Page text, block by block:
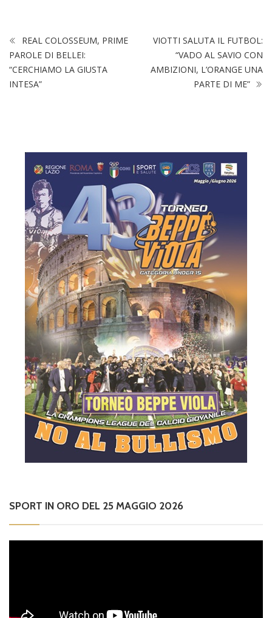
REAL COLOSSEUM, PRIME
PAROLE DI BELLEI:
“CERCHIAMO LA GIUSTA
INTESA”
VIOTTI SALUTA IL FUTBOL:
“VADO AL SAVIO CON
AMBIZIONI, L’ORANGE UNA
PARTE DI ME”
SPORT IN ORO DEL 25 MAGGIO 2026